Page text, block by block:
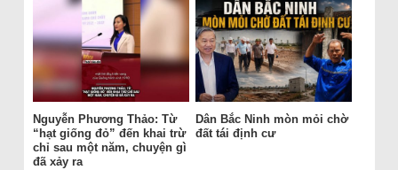
Nguyễn Phương Thảo: Từ
“hạt giống đỏ” đến khai trừ
chỉ sau một năm, chuyện gì
đã xảy ra
Dân Bắc Ninh mòn mỏi chờ
đất tái định cư